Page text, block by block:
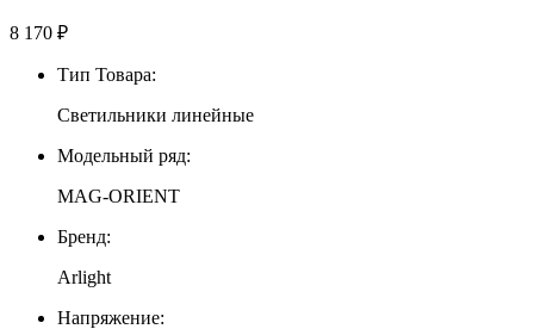
8 170 ₽
Тип Товара:
Светильники линейные
Модельный ряд:
MAG-ORIENT
Бренд:
Arlight
Напряжение: